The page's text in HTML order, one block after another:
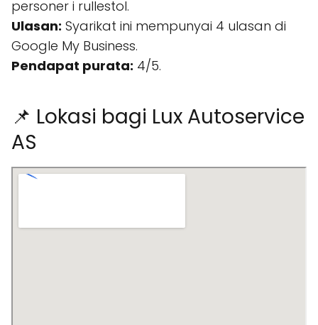
personer i rullestol.
Ulasan: Syarikat ini mempunyai 4 ulasan di
Google My Business.
Pendapat purata: 4/5.
📌 Lokasi bagi Lux Autoservice
AS